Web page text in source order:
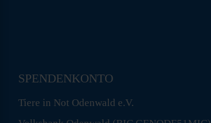
SPENDENKONTO
Tiere in Not Odenwald e.V.